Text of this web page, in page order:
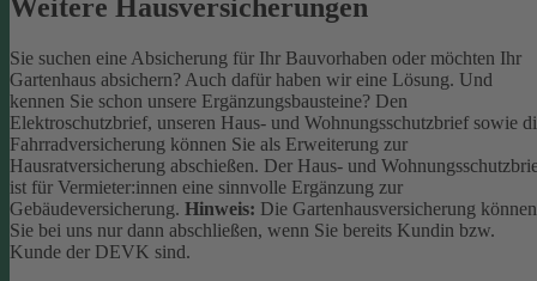
Weitere Hausversicherungen
Sie suchen eine Absicherung für Ihr Bauvorhaben oder möchten Ihr
Gartenhaus absichern? Auch dafür haben wir eine Lösung. Und
kennen Sie schon unsere Ergänzungsbausteine? Den
Elektroschutzbrief, unseren Haus- und Wohnungsschutzbrief sowie
Fahrradversicherung können Sie als Erweiterung zur
Hausratversicherung abschießen. Der Haus- und
ist für Vermieter:innen eine sinnvolle Ergänzung zur
Gebäudeversicherung. Hinweis: Die Gartenhausversicherung können
Sie bei uns nur dann abschließen, wenn Sie bereits Kundin bzw.
Kunde der DEVK sind.